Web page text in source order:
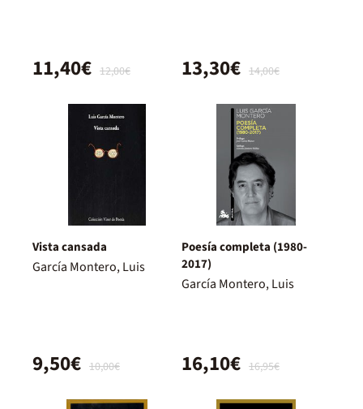
12,00€
11,40€ 14,00€
13,30€
Vista cansada
García Montero, Luis
10,00€
9,50€
Poesía completa (1980-
2017)
García Montero, Luis
16,95€
16,10€